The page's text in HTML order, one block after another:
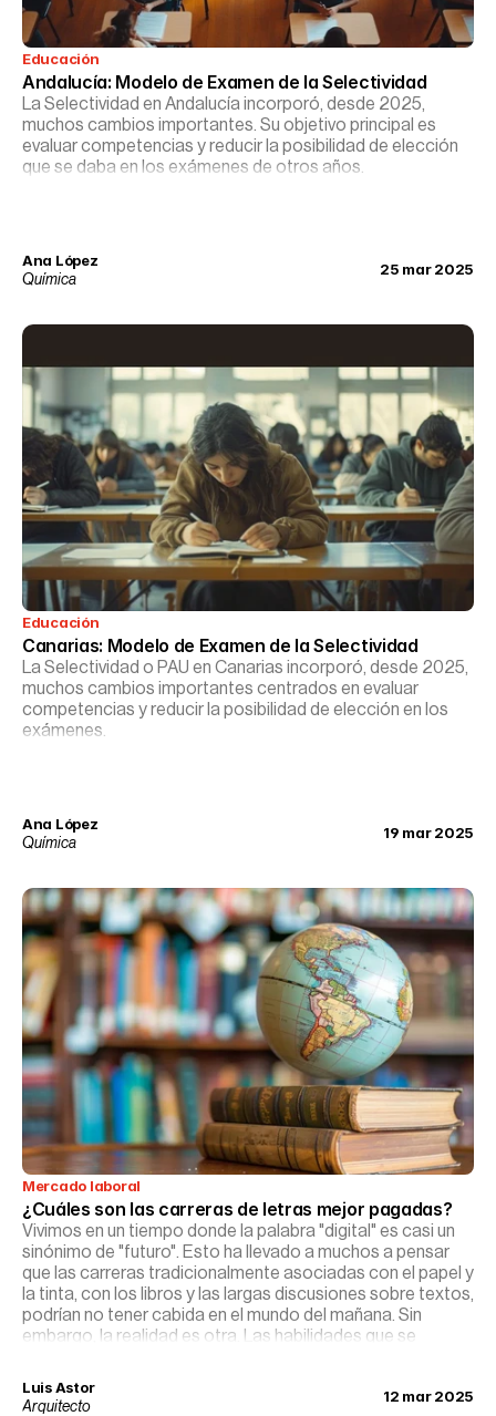
Educación
Andalucía: Modelo de Examen de la Selectividad
La Selectividad en Andalucía incorporó, desde 2025,
muchos cambios importantes. Su objetivo principal es
evaluar competencias y reducir la posibilidad de elección
que se daba en los exámenes de otros años.
Ana López
Química
25 mar 2025
Educación
Canarias: Modelo de Examen de la Selectividad
La Selectividad o PAU en Canarias incorporó, desde 2025,
muchos cambios importantes centrados en evaluar
competencias y reducir la posibilidad de elección en los
exámenes.
Ana López
Química
19 mar 2025
Mercado laboral
¿Cuáles son las carreras de letras mejor pagadas?
Vivimos en un tiempo donde la palabra "digital" es casi un
sinónimo de "futuro". Esto ha llevado a muchos a pensar
que las carreras tradicionalmente asociadas con el papel y
la tinta, con los libros y las largas discusiones sobre textos,
podrían no tener cabida en el mundo del mañana. Sin
embargo, la realidad es otra. Las habilidades que se
comunicación efectiva, empatía cultural— son ahora más
valiosas que nunca. Y sí, hay un amplio y prometedor
Luis Astor
Arquitecto
12 mar 2025